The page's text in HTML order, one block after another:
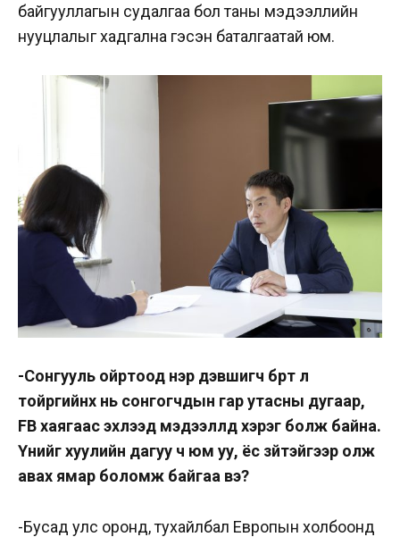
байгууллагын судалгаа бол таны мэдээллийн
нууцлалыг хадгална гэсэн баталгаатай юм.
-Сонгууль ойртоод нэр дэвшигч бүрт л
тойргийнх нь сонгогчдын гар утасны дугаар,
FB хаягаас эхлээд мэдээллүүд хэрэг болж байна.
Үүнийг хуулийн дагуу ч юм уу, ёс зүйтэйгээр олж
авах ямар боломж байгаа вэ?
-Бусад улс оронд, тухайлбал Европын холбоонд